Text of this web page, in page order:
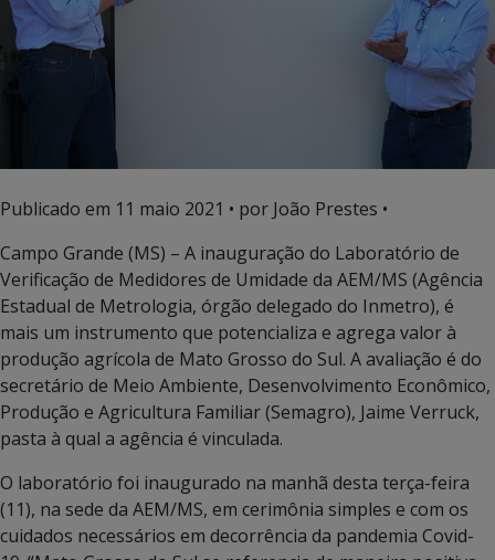
Publicado em 11 maio 2021 • por João Prestes •
Campo Grande (MS) – A inauguração do Laboratório de
Verificação de Medidores de Umidade da AEM/MS (Agência
Estadual de Metrologia, órgão delegado do Inmetro), é
mais um instrumento que potencializa e agrega valor à
produção agrícola de Mato Grosso do Sul. A avaliação é do
secretário de Meio Ambiente, Desenvolvimento Econômico,
Produção e Agricultura Familiar (Semagro), Jaime Verruck,
pasta à qual a agência é vinculada.
O laboratório foi inaugurado na manhã desta terça-feira
(11), na sede da AEM/MS, em cerimônia simples e com os
cuidados necessários em decorrência da pandemia Covid-